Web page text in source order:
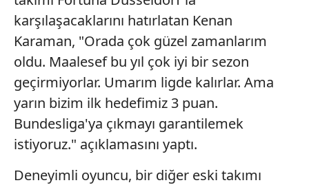
karşılaşacaklarını hatırlatan Kenan
Karaman, "Orada çok güzel zamanlarım
oldu. Maalesef bu yıl çok iyi bir sezon
geçirmiyorlar. Umarım ligde kalırlar. Ama
yarın bizim ilk hedefimiz 3 puan.
Bundesliga'ya çıkmayı garantilemek
istiyoruz." açıklamasını yaptı.
Deneyimli oyuncu, bir diğer eski takımı